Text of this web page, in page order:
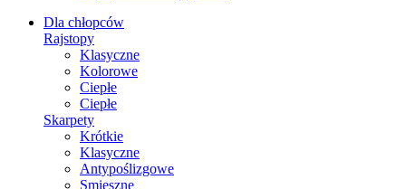
Dla chłopców
Rajstopy
Klasyczne
Kolorowe
Ciepłe
Ciepłe
Skarpety
Krótkie
Klasyczne
Antypoślizgowe
Smieszne